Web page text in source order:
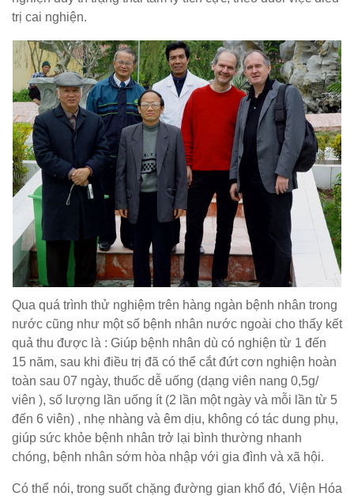
trị cai nghiện.
Qua quá trình thử nghiệm trên hàng ngàn bệnh nhân trong
nước cũng như một số bệnh nhân nước ngoài cho thấy kết
quả thu được là : Giúp bệnh nhân dù có nghiện từ 1 đến
15 năm, sau khi điều trị đã có thể cắt đứt cơn nghiện hoàn
toàn sau 07 ngày, thuốc dễ uống (dạng viên nang 0,5g/
viên ), số lượng lần uống ít (2 lần một ngày và mỗi lần từ 5
đến 6 viên) , nhẹ nhàng và êm dịu, không có tác dung phụ,
giúp sức khỏe bệnh nhân trở lại bình thường nhanh
chóng, bệnh nhân sớm hòa nhập với gia đình và xã hội.
Có thể nói, trong suốt chặng đường gian khổ đó, Viện Hóa